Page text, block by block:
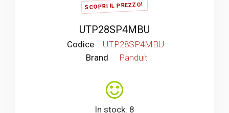
SCOPRI IL PREZZO!
UTP28SP4MBU
Codice
UTP28SP4MBU
Brand
Panduit
In stock: 8